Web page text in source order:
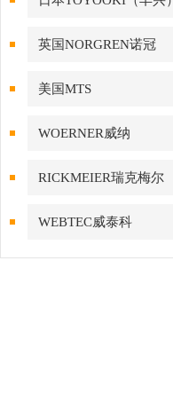
英国NORGREN诺冠
美国MTS
WOERNER威纳
RICKMEIER瑞克梅尔
WEBTEC威泰科